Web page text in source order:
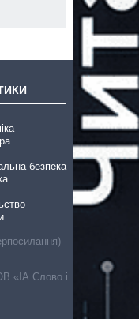
безпека
«ІА Слово і